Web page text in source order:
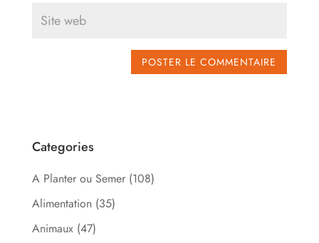
Categories
A Planter ou Semer (108)
Alimentation (35)
Animaux (47)